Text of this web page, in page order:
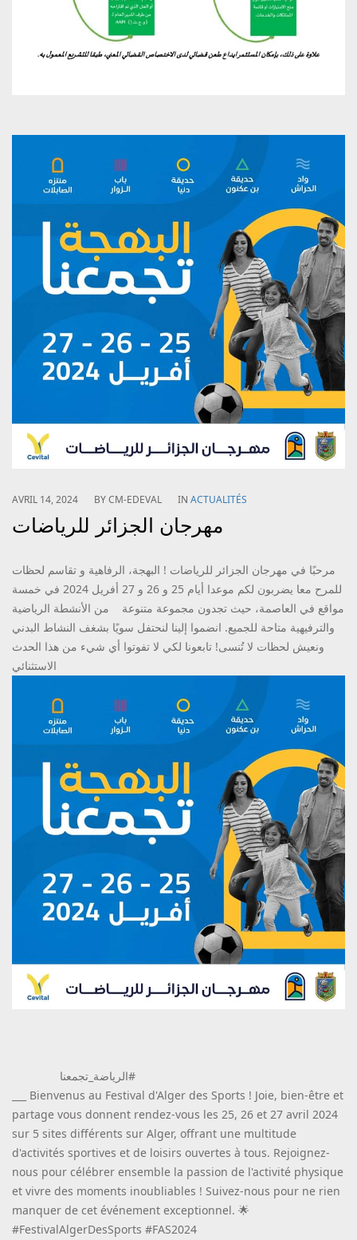
AVRIL 14, 2024 BYCM-EDEVAL IN ACTUALITÉS
مهرجان الجزائر للرياضات
مرحبًا في مهرجان الجزائر للرياضات ! البهجة، الرفاهية و تقاسم لحظات
للمرح معا يضربون لكم موعدا أيام 25 و 26 و 27 أفريل 2024 في خمسة
مواقع في العاصمة، حيث تجدون مجموعة متنوعة من الأنشطة الرياضية
والترفيهية متاحة للجميع. انضموا إلينا لنحتفل سويًا بشغف النشاط البدني
ونعيش لحظات لا تُنسى! تابعونا لكي لا تفوتوا أي شيء من هذا الحدث
الرياضة_تجمعنا#
___ Bienvenus au Festival d'Alger des Sports ! Joie, bien-être et
partage vous donnent rendez-vous les 25, 26 et 27 avril 2024
sur 5 sites différents sur Alger, offrant une multitude
d'activités sportives et de loisirs ouvertes à tous. Rejoignez-
nous pour célébrer ensemble la passion de l'activité physique
et vivre des moments inoubliables ! Suivez-nous pour ne rien
manquer de cet événement exceptionnel. 🌟
#FestivalAlgerDesSports #FAS2024